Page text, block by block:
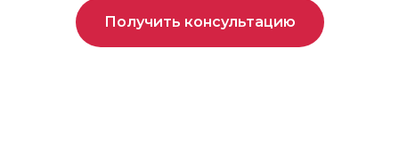
Получить консультацию